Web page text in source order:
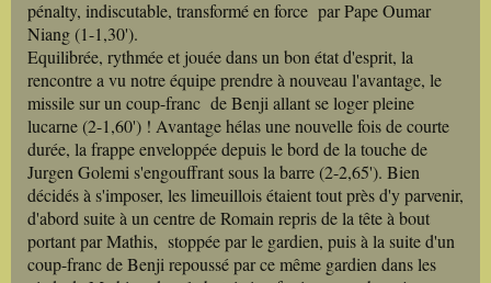
pénalty, indiscutable, transformé en force par Pape Oumar
Niang (1-1,30').
Equilibrée, rythmée et jouée dans un bon état d'esprit, la
rencontre a vu notre équipe prendre à nouveau l'avantage, le
missile sur un coup-franc de Benji allant se loger pleine
lucarne (2-1,60') ! Avantage hélas une nouvelle fois de courte
durée, la frappe enveloppée depuis le bord de la touche de
Jurgen Golemi s'engouffrant sous la barre (2-2,65'). Bien
décidés à s'imposer, les limeuillois étaient tout près d'y parvenir,
d'abord suite à un centre de Romain repris de la tête à bout
portant par Mathis, stoppée par le gardien, puis à la suite d'un
coup-franc de Benji repoussé par ce même gardien dans les